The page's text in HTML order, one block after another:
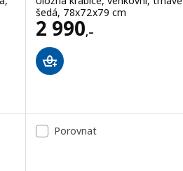
Celkem recenzí:
šedá, 78x72x79 cm
2 990,–
Cena 2990,–
Porovnat